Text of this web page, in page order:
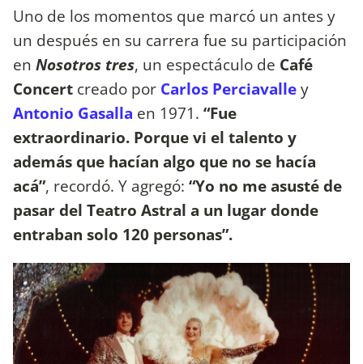
Uno de los momentos que marcó un antes y
un después en su carrera fue su participación
en Nosotros tres, un espectáculo de Café
Concert creado por Carlos Perciavalley
Antonio Gasalla en 1971. “Fue
extraordinario. Porque vi el talento y
además que hacían algo que no se hacía
acá”, recordó. Y agregó: “Yo no me asusté de
pasar del Teatro Astral a un lugar donde
entraban solo 120 personas”.